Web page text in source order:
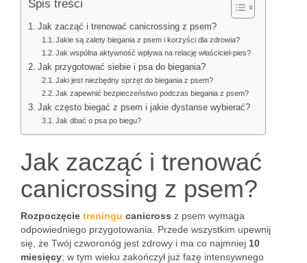
Spis treści
Jak zacząć i trenować canicrossing z psem?
Jakie są zalety biegania z psem i korzyści dla zdrowia?
Jak wspólna aktywność wpływa na relację właściciel-pies?
Jak przygotować siebie i psa do biegania?
Jaki jest niezbędny sprzęt do biegania z psem?
Jak zapewnić bezpieczeństwo podczas biegania z psem?
Jak często biegać z psem i jakie dystanse wybierać?
Jak dbać o psa po biegu?
Jak zacząć i trenować
canicrossing z psem?
Rozpoczęcie treningu canicross z psem wymaga
odpowiedniego przygotowania. Przede wszystkim upewnij
się, że Twój czworonóg jest zdrowy i ma co najmniej 10
miesięcy; w tym wieku zakończył już fazę intensywnego